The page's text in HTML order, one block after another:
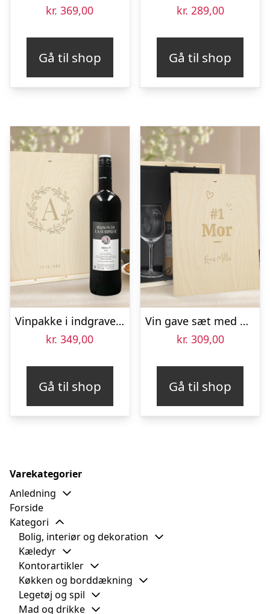
kr. 369,00
Gå til shop
kr. 289,00
Gå til shop
Vinpakke i indgraveret æske – Maison de la Surprise – Merlot, Syrah og Sauvignon Blanc
kr. 349,00
Gå til shop
Vin gave sæt med glas – Maison de la Surprise Syrah – Graveret låg
kr. 309,00
Gå til shop
Varekategorier
Anledning
Forside
Kategori
Bolig, interiør og dekoration
Kæledyr
Kontorartikler
Køkken og borddækning
Legetøj og spil
Mad og drikke